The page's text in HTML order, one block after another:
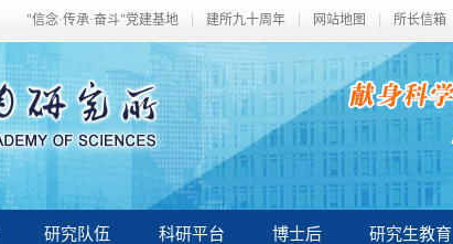
"信念·传承·奋斗"党建基地 建所九十周年 网站地图 所长信箱
研究队伍 科研平台 博士后 研究生教育